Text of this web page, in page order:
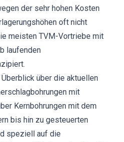
der sehr hohen Kosten
oft nicht
meisten TVM-Vortriebe mit
laufenden
über die aktuellen
mit
Kernbohrungen mit dem
bis hin zu gesteuerten
speziell auf die